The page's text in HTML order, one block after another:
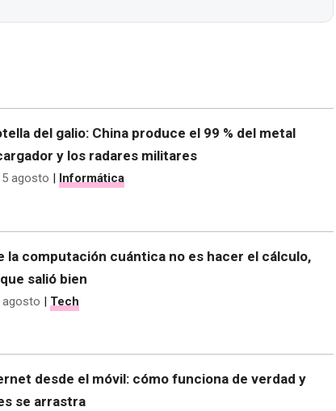
del galio: China produce el 99 % del metal
y los radares militares
5 agosto | Informática
la computación cuántica no es hacer el cálculo,
salió bien
agosto | Tech
desde el móvil: cómo funciona de verdad y
se arrastra